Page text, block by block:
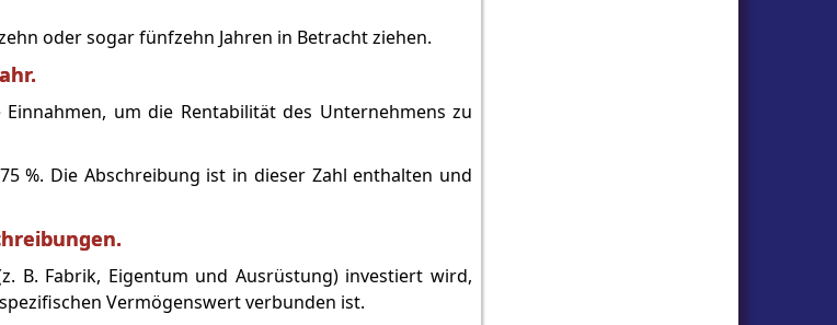
oder sogar fünfzehn Jahren in Betracht ziehen.
um die Rentabilität des Unternehmens zu
%. Die Abschreibung ist in dieser Zahl enthalten und
B. Fabrik, Eigentum und Ausrüstung) investiert wird,
Vermögenswert verbunden ist.